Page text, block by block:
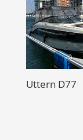
Uttern D77